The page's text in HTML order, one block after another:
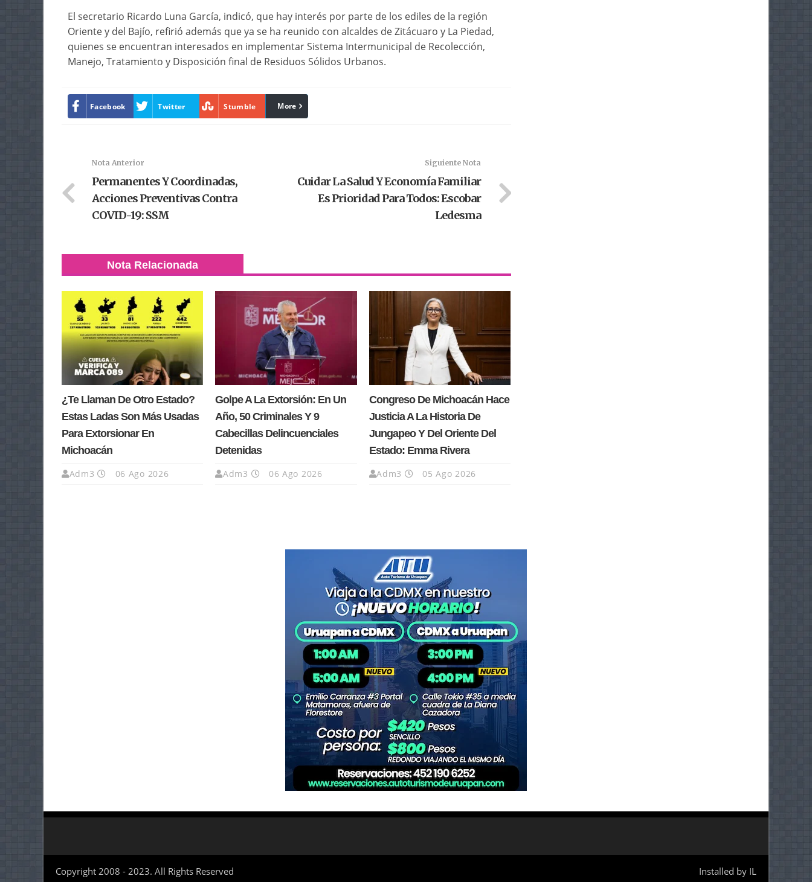
El secretario Ricardo Luna García, indicó, que hay interés por parte de los ediles de la región
Oriente y del Bajío, refirió además que ya se ha reunido con alcaldes de Zitácuaro y La Piedad,
quienes se encuentran interesados en implementar Sistema Intermunicipal de Recolección,
Manejo, Tratamiento y Disposición final de Residuos Sólidos Urbanos.
Facebook Twitter Stumble linkedin
More
Nota Anterior
Permanentes Y Coordinadas,
Acciones Preventivas Contra
COVID-19: SSM
Siguiente Nota
Cuidar La Salud Y Economía Familiar
Es Prioridad Para Todos: Escobar
Ledesma
Nota Relacionada
¿Te Llaman De Otro Estado?
Estas Ladas Son Más Usadas
Para Extorsionar En
Michoacán
Adm3 06 Ago 2026
Golpe A La Extorsión: En Un
Año, 50 Criminales Y 9
Cabecillas Delincuenciales
Detenidas
Adm3 06 Ago 2026
Congreso De Michoacán Hace
Justicia A La Historia De
Jungapeo Y Del Oriente Del
Estado: Emma Rivera
Adm3 05 Ago 2026
Copyright 2008 - 2023. All Rights Reserved Installed by IL